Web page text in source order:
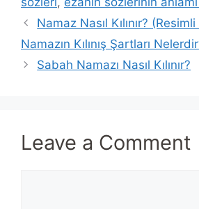
Namaz Nasıl Kılınır?
Namazın Kılınış Şartları
Sabah Namazı Nasıl Kılınır?
Leave a Comment